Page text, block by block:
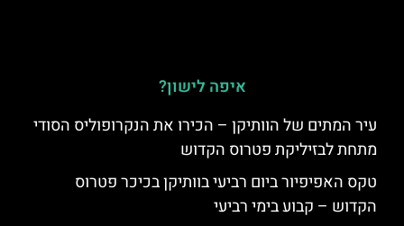
איפה לישון?
עיר המתים של הוותיקן – הכירו את הנקרופוליס הסודי
מתחת לבזיליקת פטרוס הקדוש
טקס האפיפיור ביום רביעי בוותיקן בכיכר פטרוס
הקדוש – קבוע בימי רביעי